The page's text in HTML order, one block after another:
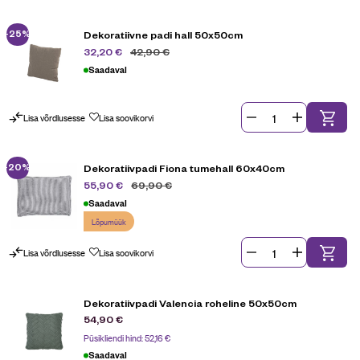
-25%
Dekoratiivne padi hall 50x50cm
42,90€
32,20€
Saadaval
Lisa võrdlusesse Lisa soovikorvi
-20%
Dekoratiivpadi Fiona tumehall 60x40cm
69,90€
55,90€
Saadaval
Lõpumüük
Lisa võrdlusesse Lisa soovikorvi
Dekoratiivpadi Valencia roheline 50x50cm
54,90€
Püsikliendi hind:52,16€
Saadaval